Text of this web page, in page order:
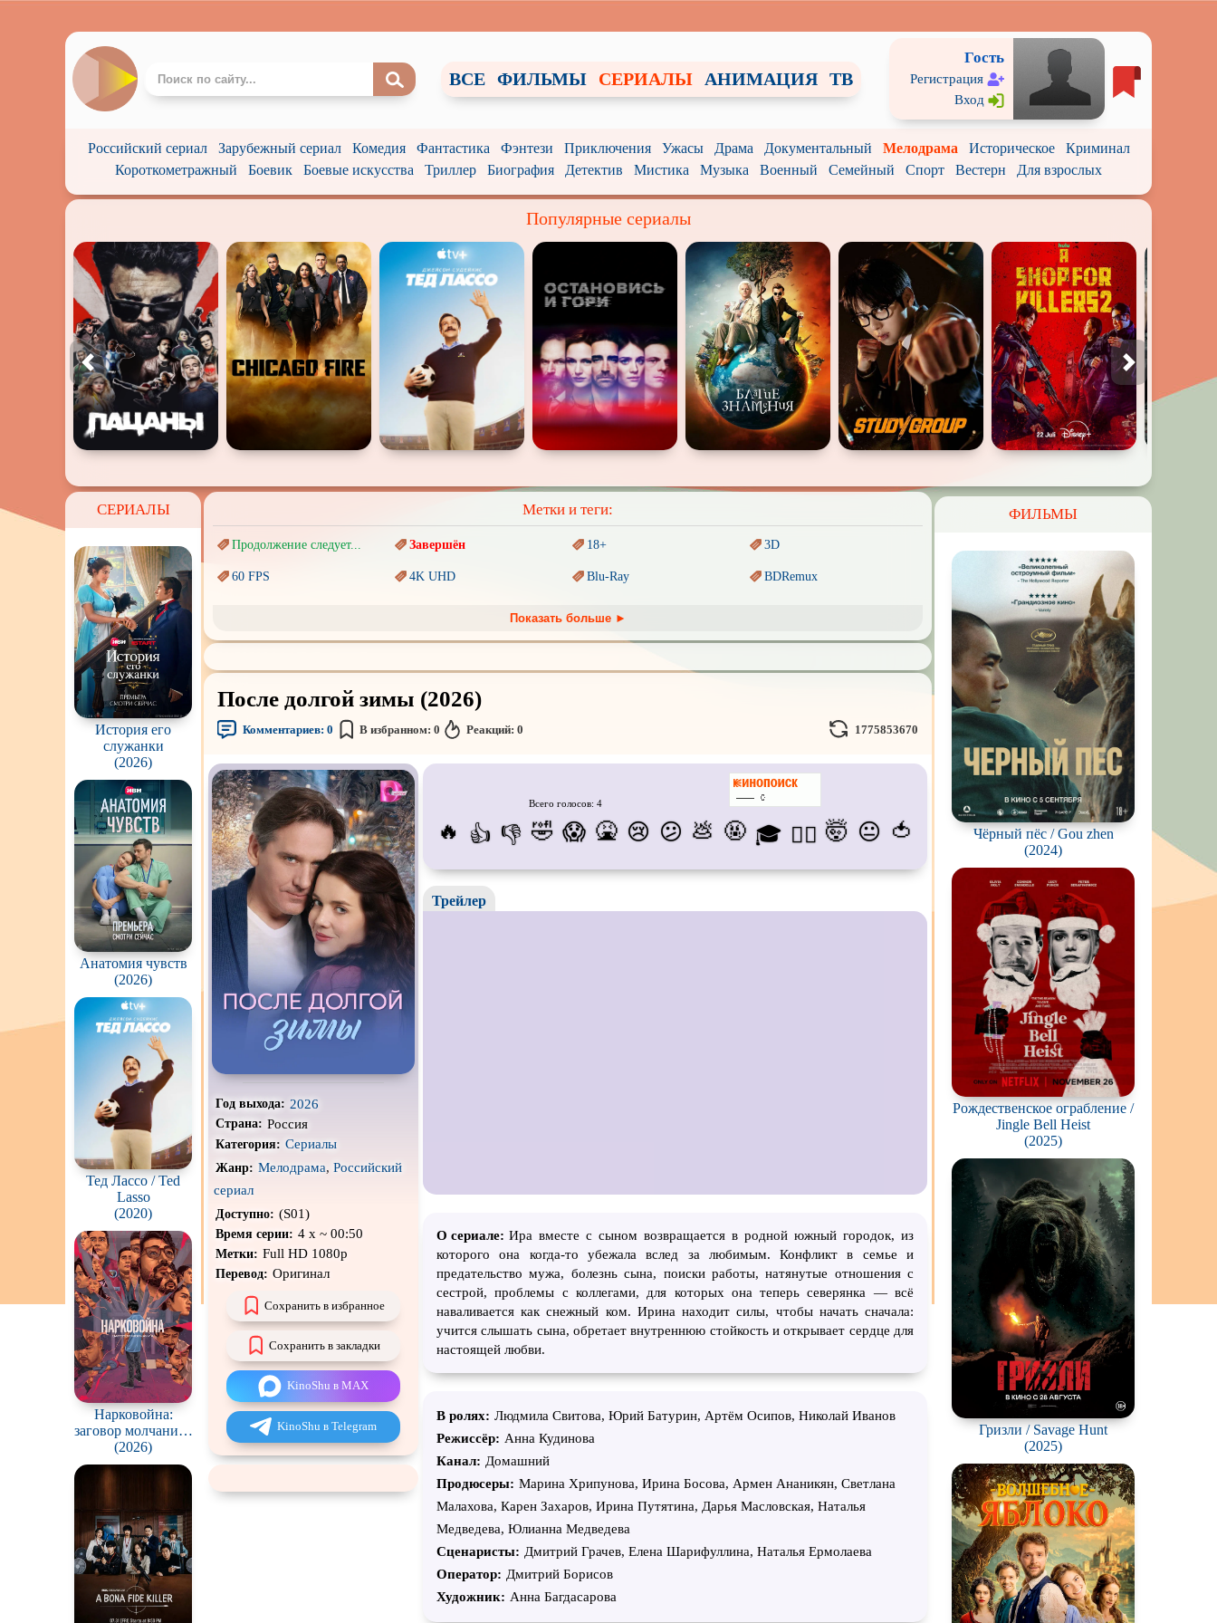
ВСЕ ФИЛЬМЫ СЕРИАЛЫ АНИМАЦИЯ ТВ
Гость
Регистрация
Вход
Российский сериал Зарубежный сериал Комедия Фантастика Фэнтези Приключения Ужасы Драма Документальный Мелодрама Историческое
Криминал
Короткометражный
Боевик Боевые искусства Триллер Биография Детектив Мистика Музыка Военный Семейный Спорт Вестерн Для взрослых
Популярные сериалы
СЕРИАЛЫ
История его
служанки
(2026)
Анатомия чувств
(2026)
Тед Лассо / Ted
Lasso
(2020)
Нарковойна:
заговор молчания /
Drug War: A
Conspiracy of Silence
(2026)
Метки и теги:
Продолжение следует... Завершён 18+ 3D
60 FPS 4K UHD Blu-Ray BDRemux
Авангард иСюрреализм Ангелы и Демоны Аниме Антиутопия
Врачи Гении Дорамы Индийское кино
Киберпанк Коллекция
Наркотики Новогодние Параллельные миры
ПереводГоблина Перевод Пеплум
Подростковаяжестокость Постапокалипсис Призраки Про акул
Про апокалипсис Про богатых Про богов Про вампиров
Про ведьм Про викингов Про выживание Про гангстеров
Про гонки Про деревню
Про животных Про зомби
Про космос
Про любовь
Про оборотней
Про роботов
Про снайперов
Про тюрьму
Про шпионов
Сверхспособности
Стимпанк
натурой
Экранизация В ожидании
Показать больше ►
После долгой зимы (2026)
Комментариев: 0 В избранном: 0 Реакций: 0 1775853670
Год выхода: 2026
Страна: Россия
Категория: Сериалы
Жанр: Мелодрама, Российский
сериал
Доступно: (S01)
Время серии: 4 х ~ 00:50
Метки: Full HD 1080p
Перевод: Оригинал
Сохранить в избранное
Сохранить в закладки
KinoShu в MAX
KinoShu в Telegram
Всего голосов: 4
🔥 👍 👎 🤣 😱 🤮 😢 😕 💩 🤬 🎓 😵‍💫 🤯 😐 🍅
Трейлер
О сериале: Ира вместе с сыном возвращается в родной южный городок, из
которого она когда-то убежала вслед за любимым. Конфликт в семье и
предательство мужа, болезнь сына, поиски работы, натянутые отношения с
сестрой, проблемы с коллегами, для которых она теперь северянка — всё
наваливается как снежный ком. Ирина находит силы, чтобы начать сначала:
учится слышать сына, обретает внутреннюю стойкость и открывает сердце для
настоящей любви.
В ролях: Людмила Свитова, Юрий Батурин, Артём Осипов, Николай Иванов
Режиссёр: Анна Кудинова
Канал: Домашний
Продюсеры: Марина Хрипунова, Ирина Босова, Армен Ананикян, Светлана
Малахова, Карен Захаров, Ирина Путятина, Дарья Масловская, Наталья
Медведева, Юлианна Медведева
Сценаристы: Дмитрий Грачев, Елена Шарифуллина, Наталья Ермолаева
Оператор: Дмитрий Борисов
Художник: Анна Багдасарова
ФИЛЬМЫ
Чёрный пёс / Gou zhen
(2024)
Рождественское ограбление /
Jingle Bell Heist
(2025)
Гризли / Savage Hunt
(2025)